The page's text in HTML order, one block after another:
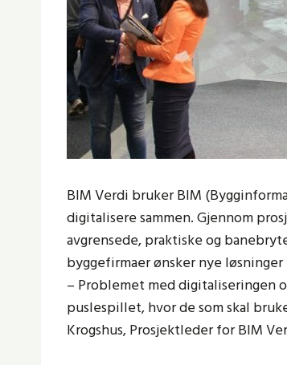
BIM Verdi bruker BIM
digitalisere sammen. Gjennom
avgrensede, praktiske og
byggefirmaer ønsker nye
– Problemet med digitaliseringen
puslespillet, hvor de som skal
Krogshus, Prosjektleder for BIM